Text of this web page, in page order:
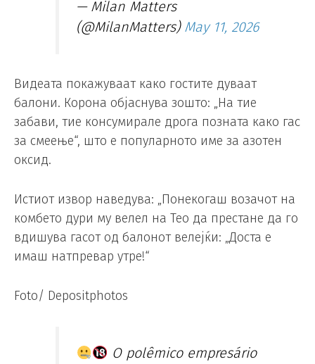
— Milan Matters
(@MilanMatters) May 11, 2026
Видеата покажуваат како гостите дуваат
балони. Корона објаснува зошто: „На тие
забави, тие консумирале дрога позната како гас
за смеење“, што е популарното име за азотен
оксид.
Истиот извор наведува: „Понекогаш возачот на
комбето дури му велел на Тео да престане да го
вдишува гасот од балонот велејќи: „Доста е
имаш натпревар утре!“
Foto/ Depositphotos
O polêmico empresário